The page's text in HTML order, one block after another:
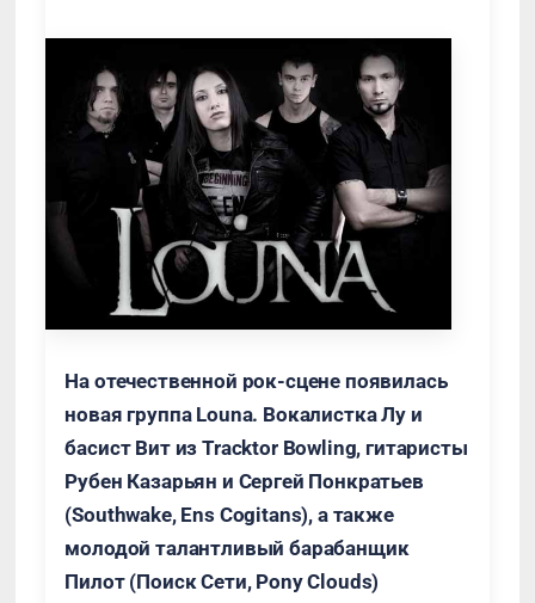
На отечественной рок-сцене появилась
новая группа Louna. Вокалистка Лу и
басист Вит из Tracktor Bowling, гитаристы
Рубен Казарьян и Сергей Понкратьев
(Southwake, Ens Cogitans), а также
молодой талантливый барабанщик
Пилот (Поиск Сети, Pony Clouds)